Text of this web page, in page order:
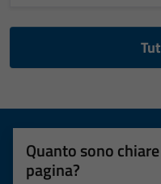
Quanto sono
pagina?